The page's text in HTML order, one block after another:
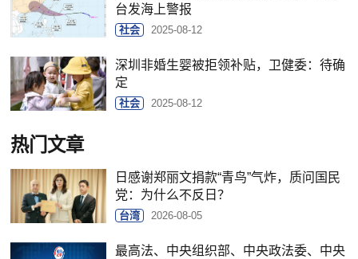
台发海上警报
社会 2025-08-12
深圳非婚生婴被拒领补贴，卫健委：待确
定
社会 2025-08-12
热门文章
日感谢郑丽文捐款“青鸟”气炸，质问国民
党：为什么不反日？
台湾 2026-08-05
最高法、中央组织部、中央政法委、中央